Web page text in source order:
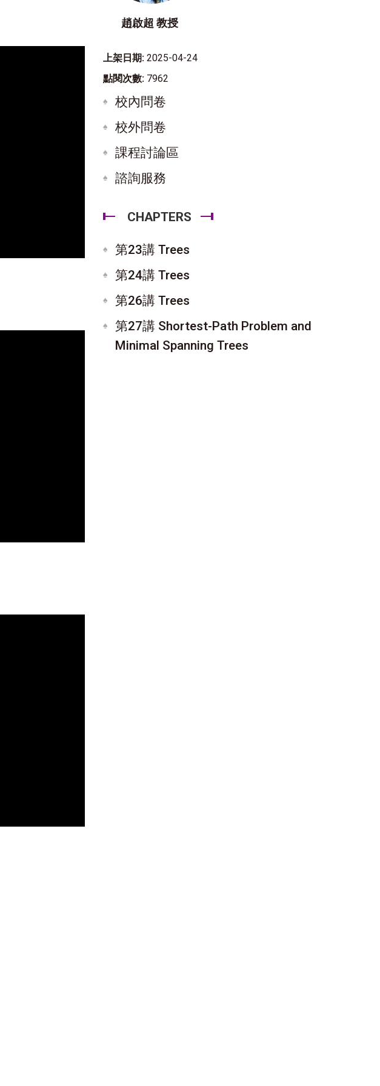
趙啟超 教授
上架日期: 2025-04-24
點閱次數: 7962
校內問卷
校外問卷
課程討論區
諮詢服務
CHAPTERS
第23講 Trees
第24講 Trees
第26講 Trees
第27講 Shortest-Path Problem and
Minimal Spanning Trees